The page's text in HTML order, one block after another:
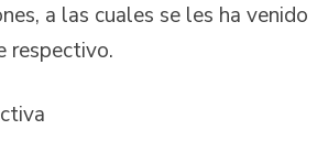
a las cuales se les ha venido
respectivo.